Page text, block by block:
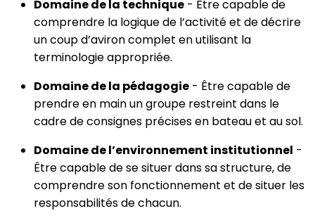
Domaine de la technique - Être capable de
comprendre la logique de l’activité et de décrire
un coup d’aviron complet en utilisant la
terminologie appropriée.
Domaine de la pédagogie - Être capable de
prendre en main un groupe restreint dans le
cadre de consignes précises en bateau et au sol.
Domaine de l’environnement institutionnel -
Être capable de se situer dans sa structure, de
comprendre son fonctionnement et de situer les
responsabilités de chacun.